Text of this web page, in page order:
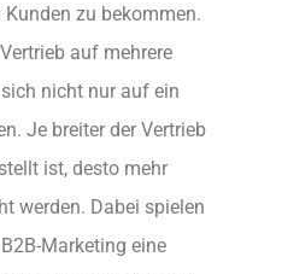
zu bekommen.
auf mehrere
nicht nur auf ein
Je breiter der Vertrieb
ist, desto mehr
werden. Dabei spielen
Marketing eine